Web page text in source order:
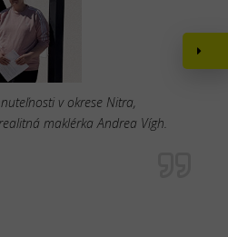
v okrese Nitra,
maklérka Andrea Vígh.